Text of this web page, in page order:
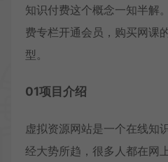
知识付费这个概念一知半解
费专栏开通会员，购买网课
型。
01项目介绍
虚拟资源网站是一个在线知
经大势所趋，很多人都在网